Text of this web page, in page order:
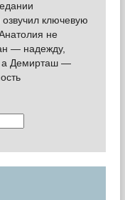
ключевую
не
— надежду,
а Демирташ —